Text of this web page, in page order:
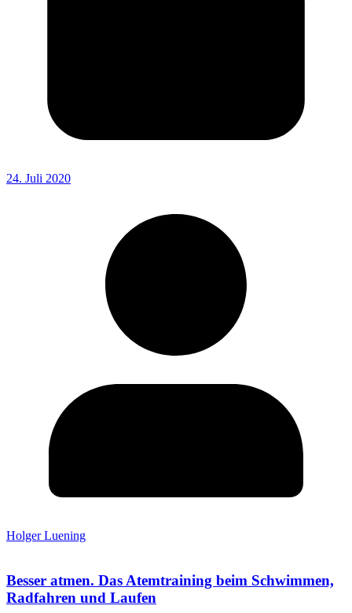
24. Juli 2020
Holger Luening
Besser atmen. Das Atemtraining beim Schwimmen,
Radfahren und Laufen